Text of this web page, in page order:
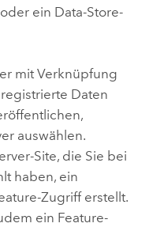
ein Data-Store-
mit Verknüpfung
Daten
auswählen.
-Site, die Sie bei
haben, ein
Zugriff erstellt.
ein Feature-